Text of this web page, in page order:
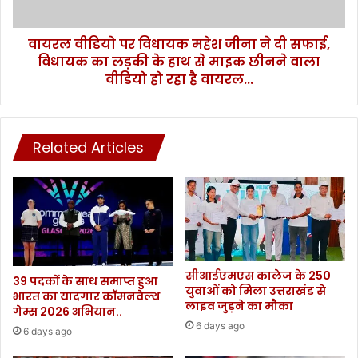
ई
ल
प
र
स
र
हो
क
र
वि
धा
न
र
म
श
जी
ना
ने
स
फा
ई
,
वि
धा
य
वायरल वीडियो पर विधायक महेश जीना ने दी सफाई,
विधायक का लड़की के हाथ से माइक छीनने वाला
वीडियो हो रहा है वायरल...
Related Articles
39 पदकों के साथ समाप्त हुआ
भारत का यादगार कॉमनवेल्थ
गेम्स 2026 अभियान..
6 days ago
सीआईएमएस कालेज के 250
युवाओं को मिला उत्तराखंड से
लाइव जुड़ने का मौका
6 days ago